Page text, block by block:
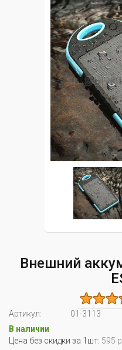
Внешний
Артикул:
01-3113
В наличии
Цена без скидки за 1шт: 595